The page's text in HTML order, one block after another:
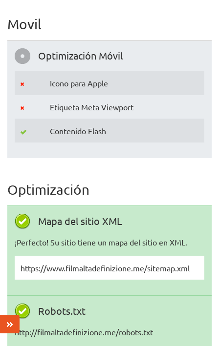
Movil
Optimización Móvil
Icono para Apple
Etiqueta Meta Viewport
Contenido Flash
Optimización
Mapa del sitio XML
¡Perfecto! Su sitio tiene un mapa del sitio en XML.
https://www.filmaltadefinizione.me/sitemap.xml
Robots.txt
http://filmaltadefinizione.me/robots.txt